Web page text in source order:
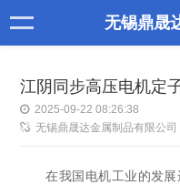
无锡鼎晟
江阴同步高压电机定
2025-09-22 08:26:38
无锡鼎晟达金属制品有限公司
在我国电机工业的发